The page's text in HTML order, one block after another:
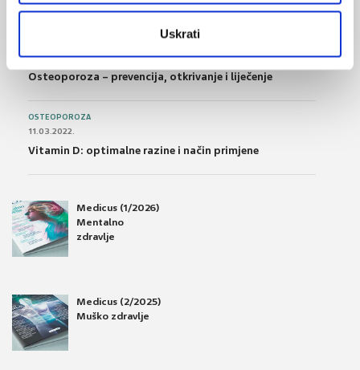
Uskrati
Što su probiotici i kako se proizvode?
28.06.2016.
Osteoporoza – prevencija, otkrivanje i liječenje
OSTEOPOROZA
11.03.2022.
Vitamin D: optimalne razine i način primjene
Medicus (1/2026)
Mentalno
zdravlje
Medicus (2/2025)
Muško zdravlje